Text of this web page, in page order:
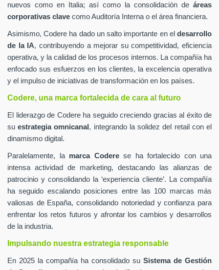
nuevos como en Italia; así como la consolidación de áreas
corporativas clave como Auditoría Interna o el área financiera.
Asimismo, Codere ha dado un salto importante en el desarrollo
de la IA, contribuyendo a mejorar su competitividad, eficiencia
operativa, y la calidad de los procesos internos. La compañía ha
enfocado sus esfuerzos en los clientes, la excelencia operativa
y el impulso de iniciativas de transformación en los países.
Codere, una marca fortalecida de cara al futuro
El liderazgo de Codere ha seguido creciendo gracias al éxito de
suestrategia omnicanal , integrando la solidez del retail con el
dinamismo digital.
Paralelamente, la marca Coderese ha fortalecido con una
intensa actividad de marketing, destacando las alianzas de
patrocinio y consolidando la ‘experiencia cliente’. La compañía
ha seguido escalando posiciones entre las 100 marcas más
valiosas de España, consolidando notoriedad y confianza para
enfrentar los retos futuros y afrontar los cambios y desarrollos
de la industria.
Impulsando nuestra estrategia responsable
En 2025 la compañía ha consolidado su Sistema de Gestión